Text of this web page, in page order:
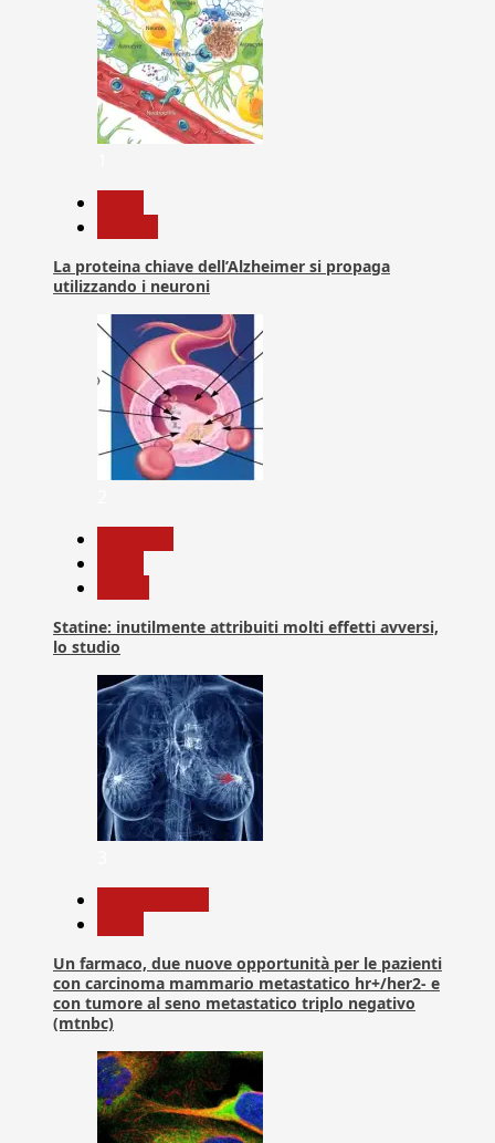
La proteina chiave dell’Alzheimer si propaga
utilizzando i neuroni
Statine: inutilmente attribuiti molti effetti avversi,
lo studio
Un farmaco, due nuove opportunità per le pazienti
con carcinoma mammario metastatico hr+/her2- e
con tumore al seno metastatico triplo negativo
(mtnbc)